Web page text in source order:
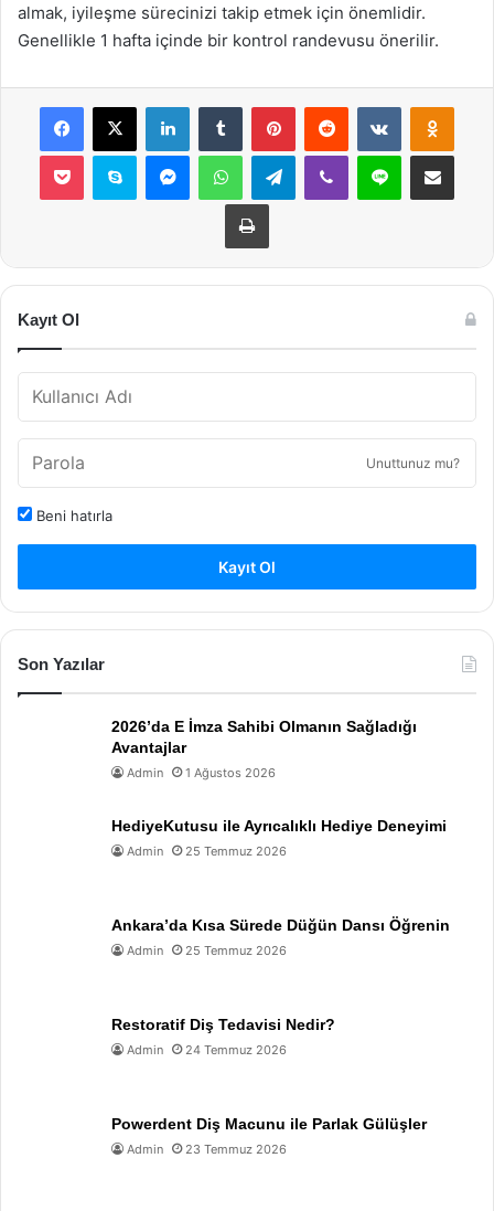
almak, iyileşme sürecinizi takip etmek için önemlidir.
Genellikle 1 hafta içinde bir kontrol randevusu önerilir.
Facebook
X LinkedInTumblr PinterestReddit VKontakte
Pocket Skype MessengerWhatsAppTelegramViber Line E-Posta ile
Yazdır
Kayıt Ol
Unuttunuz mu?
Beni hatırla
Kayıt Ol
Son Yazılar
2026’da E İmza Sahibi Olmanın Sağladığı
Avantajlar
Admin 1 Ağustos 2026
HediyeKutusu ile Ayrıcalıklı Hediye Deneyimi
Admin 25 Temmuz 2026
Ankara’da Kısa Sürede Düğün Dansı Öğrenin
Admin 25 Temmuz 2026
Restoratif Diş Tedavisi Nedir?
Admin 24 Temmuz 2026
Powerdent Diş Macunu ile Parlak Gülüşler
Admin 23 Temmuz 2026